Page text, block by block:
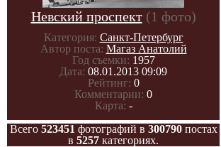
Невский проспект (1 фото)
Категория: Санкт-Петербург
Автор поста: Магаз Анатолий
Год съемки: 1957
Дата: 08.01.2013 09:09
Рейтинг: 0
Комментарии: 0
Карта: -
Всего 523451 фотографий в 300790постах
в 5257 категориях.